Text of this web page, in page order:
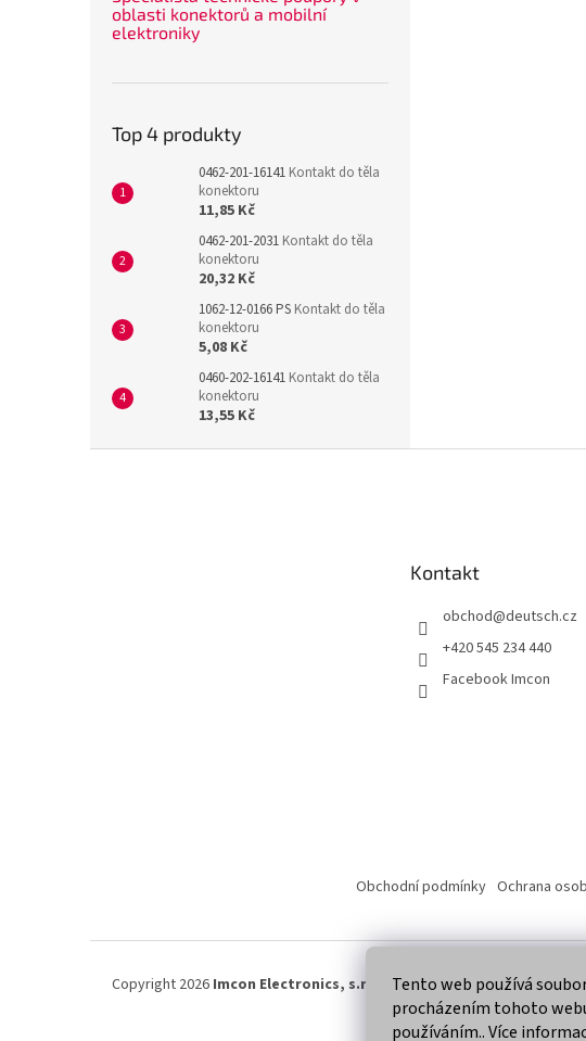
Tento web používá
procházením tohoto
používáním.. Více
oblasti konektorů a mobilní
elektroniky
Top 4 produkty
0462-201-16141 Kontakt do těla
konektoru
11,85 Kč
0462-201-2031 Kontakt do těla
konektoru
20,32 Kč
1062-12-0166 PS Kontakt do těla
konektoru
5,08 Kč
0460-202-16141 Kontakt do těla
konektoru
13,55 Kč
Kontakt
obchod@deutsch.cz
+420 545 234 440
Facebook Imcon
Obchodní podmínky Ochrana
Copyright 2026 Imcon Electronics, s.r.o. . Všechna práva vyhrazena.